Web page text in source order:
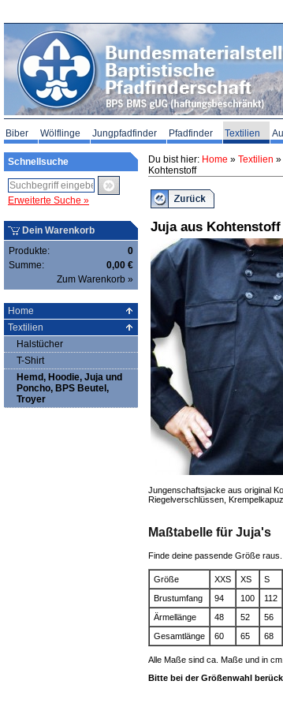
Biber Wölflinge Jungpfadfinder Pfadfinder Textilien
Schnellsuche
Erweiterte Suche »
Dein Warenkorb
Produkte:
0
Summe:
0,00 €
Zum Warenkorb »
Home
Textilien
Halstücher
T-Shirt
Hemd, Hoodie, Juja und
Poncho, BPS Beutel,
Troyer
Du bist hier: Home » Textilien »
Kohtenstoff
Juja aus Kohtenstoff
Jungenschaftsjacke aus original
Riegelverschlüssen,
Maßtabelle für Juja's
Finde deine passende Größe raus.
Größe XXS XS S
Brustumfang
94 100 112
Ärmellänge
48 52 56
Gesamtlänge
60 65 68
Alle Maße sind ca. Maße und in
Bitte bei der Größenwahl